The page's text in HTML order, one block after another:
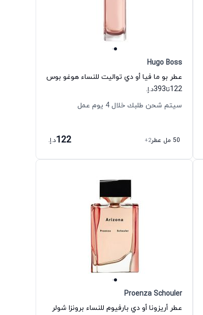
Hugo Boss
عطر بو ما فيا أو دي تواليت للنساء هوغو بوس
122تا393د.إ.
سيتم شحن طلبك خلال 4 يوم عمل
50 مل عطر +2
122د.إ.
Proenza Schouler
عطر أريزونا أو دي بارفيوم للنساء برونزا شولر